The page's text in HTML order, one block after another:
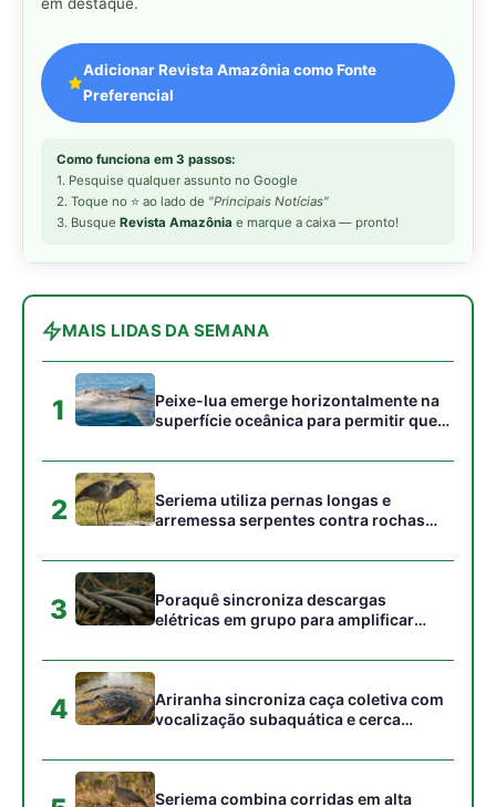
1
aves marinhas removam ectoparasitas
acumulados em sua pele
2
arremessa serpentes contra rochas
para subjugar presas peçonhentas nos
campos
peixes maiores na Amazônia
4
Ariranha sincroniza caça coletiva com
vocalização subaquática e cerca
velocidade e arremessos contra rochas
no cerrado
Gostou desta reportagem?
Siga a Revista Amazônia no Google News